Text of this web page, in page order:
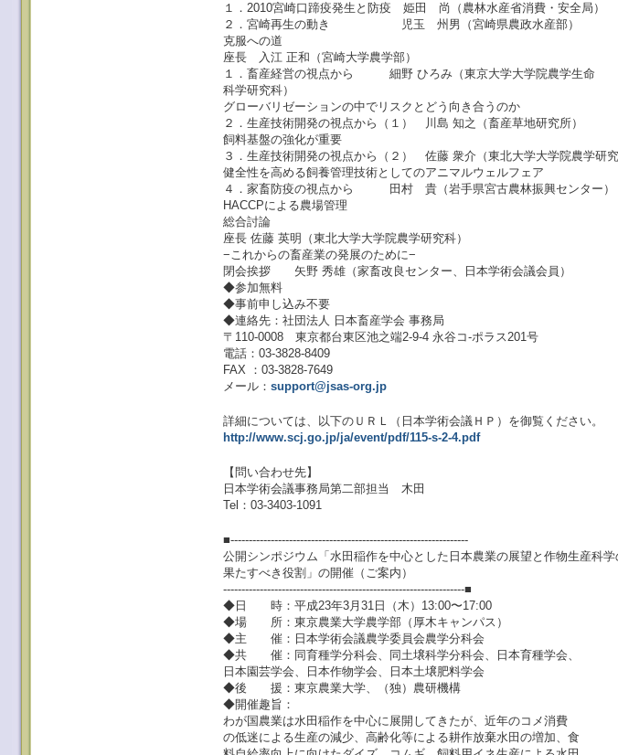
１．2010宮崎口蹄疫発生と防疫 姫田 尚（農林水産省消費・安全局）
２．宮崎再生の動き 児玉 州男（宮崎県農政水産部）
克服への道
座長 入江 正和（宮崎大学農学部）
１．畜産経営の視点から 細野 ひろみ（東京大学大学院農学生命
科学研究科）
グローバリゼーションの中でリスクとどう向き合うのか
２．生産技術開発の視点から（１） 川島 知之（畜産草地研究所）
飼料基盤の強化が重要
３．生産技術開発の視点から（２） 佐藤 衆介（東北大学大学院農学研究
健全性を高める飼養管理技術としてのアニマルウェルフェア
４．家畜防疫の視点から 田村 貴（岩手県宮古農林振興センター）
HACCPによる農場管理
総合討論
座長 佐藤 英明（東北大学大学院農学研究科）
−これからの畜産業の発展のために−
閉会挨拶 矢野 秀雄（家畜改良センター、日本学術会議会員）
◆参加無料
◆事前申し込み不要
◆連絡先：社団法人 日本畜産学会 事務局
〒110-0008 東京都台東区池之端2-9-4 永谷コ-ポラス201号
電話：03-3828-8409
FAX ：03-3828-7649
メール：support@jsas-org.jp
詳細については、以下のＵＲＬ（日本学術会議ＨＰ）を御覧ください。
http://www.scj.go.jp/ja/event/pdf/115-s-2-4.pdf
【問い合わせ先】
日本学術会議事務局第二部担当 木田
Tel：03-3403-1091
■-----------------------------------------------------------------
公開シンポジウム「水田稲作を中心とした日本農業の展望と作物生産科学
果たすべき役割」の開催（ご案内）
------------------------------------------------------------------■
◆日 時：平成23年3月31日（木）13:00〜17:00
◆場 所：東京農業大学農学部（厚木キャンパス）
◆主 催：日本学術会議農学委員会農学分科会
◆共 催：同育種学分科会、同土壌科学分科会、日本育種学会、
日本園芸学会、日本作物学会、日本土壌肥料学会
◆後 援：東京農業大学、（独）農研機構
◆開催趣旨：
わが国農業は水田稲作を中心に展開してきたが、近年のコメ消費
の低迷による生産の減少、高齢化等による耕作放棄水田の増加、食